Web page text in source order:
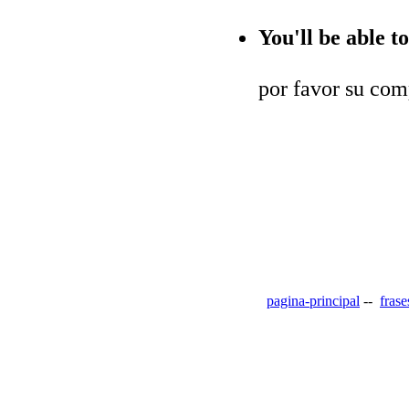
You'll be able
por favor su
pagina-principal --